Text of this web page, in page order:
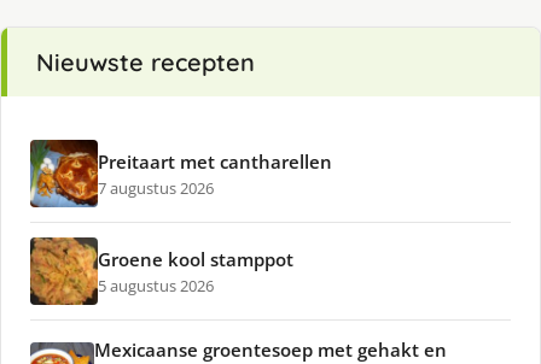
Nieuwste recepten
Preitaart met cantharellen
7 augustus 2026
Groene kool stamppot
5 augustus 2026
Mexicaanse groentesoep met gehakt en